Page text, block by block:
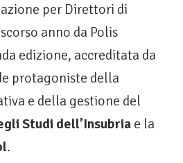
per Direttori di
anno da Polis
edizione, accreditata da
protagoniste della
e della gestione del
Studi dell’Insubria e la
.